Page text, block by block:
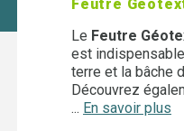
Feutre
Le Feutre
est
terre et la bâche
Découvrez
... En savoir plus